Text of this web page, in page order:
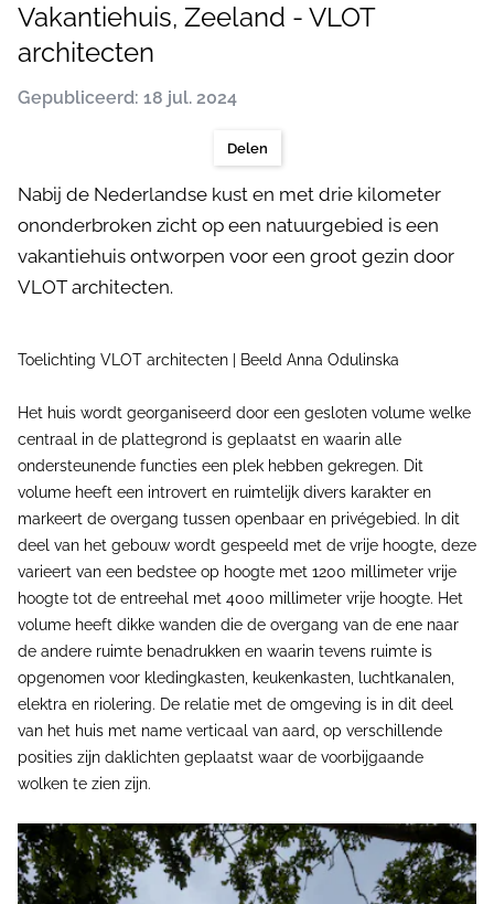
Vakantiehuis, Zeeland - VLOT
architecten
Gepubliceerd: 18 jul. 2024
Delen
Nabij de Nederlandse kust en met drie kilometer
ononderbroken zicht op een natuurgebied is een
vakantiehuis ontworpen voor een groot gezin door
VLOT architecten.
Toelichting VLOT architecten | Beeld Anna Odulinska
Het huis wordt georganiseerd door een gesloten volume welke
centraal in de plattegrond is geplaatst en waarin alle
ondersteunende functies een plek hebben gekregen. Dit
volume heeft een introvert en ruimtelijk divers karakter en
markeert de overgang tussen openbaar en privégebied. In dit
deel van het gebouw wordt gespeeld met de vrije hoogte, deze
varieert van een bedstee op hoogte met 1200 millimeter vrije
hoogte tot de entreehal met 4000 millimeter vrije hoogte. Het
volume heeft dikke wanden die de overgang van de ene naar
de andere ruimte benadrukken en waarin tevens ruimte is
opgenomen voor kledingkasten, keukenkasten, luchtkanalen,
elektra en riolering. De relatie met de omgeving is in dit deel
van het huis met name verticaal van aard, op verschillende
posities zijn daklichten geplaatst waar de voorbijgaande
wolken te zien zijn.